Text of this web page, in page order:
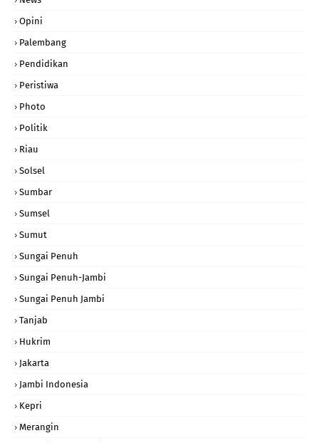
Opini
Palembang
Pendidikan
Peristiwa
Photo
Politik
Riau
Solsel
Sumbar
Sumsel
Sumut
Sungai Penuh
Sungai Penuh-Jambi
Sungai Penuh Jambi
Tanjab
Hukrim
Jakarta
Jambi Indonesia
Kepri
Merangin